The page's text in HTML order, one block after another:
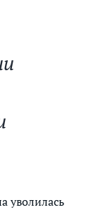
уволилась